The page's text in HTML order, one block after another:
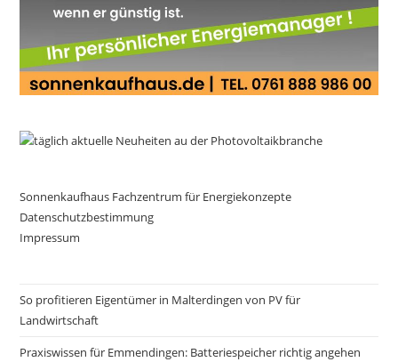
Sonnenkaufhaus Fachzentrum für Energiekonzepte
Datenschutzbestimmung
Impressum
So profitieren Eigentümer in Malterdingen von PV für
Landwirtschaft
Praxiswissen für Emmendingen: Batteriespeicher richtig angehen